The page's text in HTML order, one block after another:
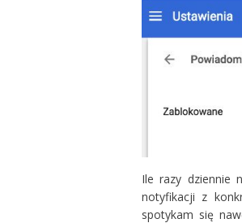
Ile razy dziennie
notyfikacji z
spotykam się